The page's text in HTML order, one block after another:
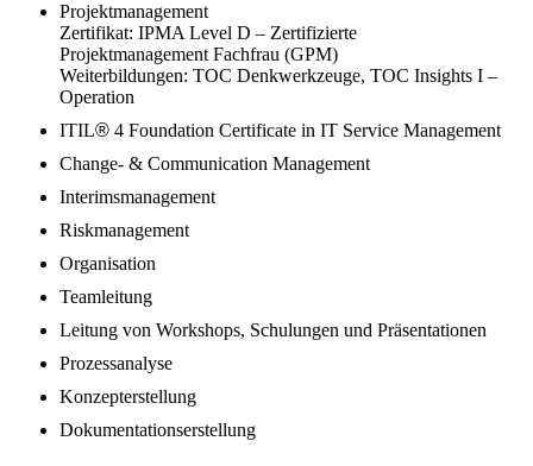
Projektmanagement
Zertifikat: IPMA Level D – Zertifizierte
Projektmanagement Fachfrau (GPM)
Weiterbildungen: TOC Denkwerkzeuge, TOC Insights I –
Operation
ITIL® 4 Foundation Certificate in IT Service Management
Change- & Communication Management
Interimsmanagement
Riskmanagement
Organisation
Teamleitung
Leitung von Workshops, Schulungen und Präsentationen
Prozessanalyse
Konzepterstellung
Dokumentationserstellung